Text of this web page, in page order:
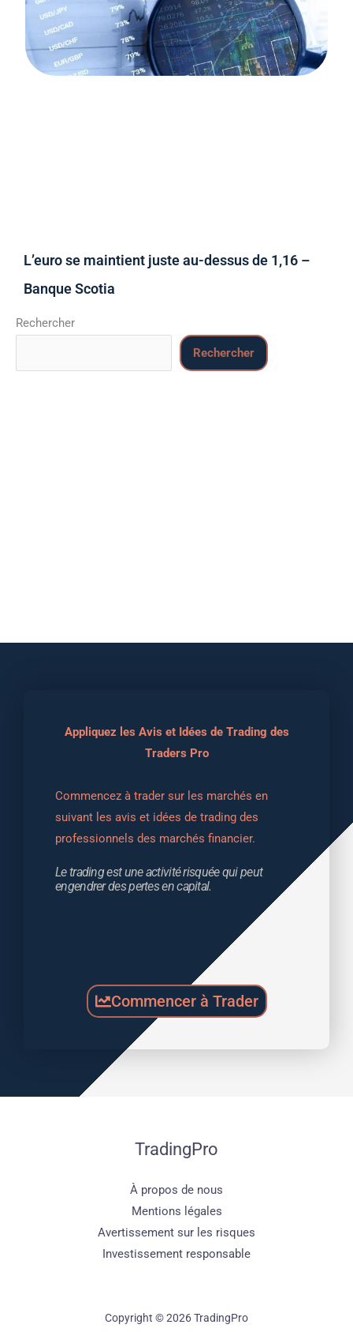
L’euro se maintient juste au-dessus de 1,16 –
Banque Scotia
Rechercher
Rechercher
Appliquez les Avis et Idées de Trading des
Traders Pro
Commencez à trader sur les marchés en
suivant les avis et idées de trading des
professionnels des marchés financier.
Le trading est une activité risquée qui peut
engendrer des pertes en capital.
Commencer à Trader
TradingPro
À propos de nous
Mentions légales
Avertissement sur les risques
Investissement responsable
Copyright © 2026 TradingPro